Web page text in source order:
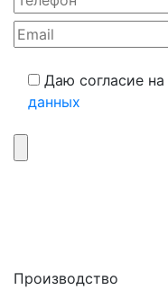
Даю согласие на
данных
Производство